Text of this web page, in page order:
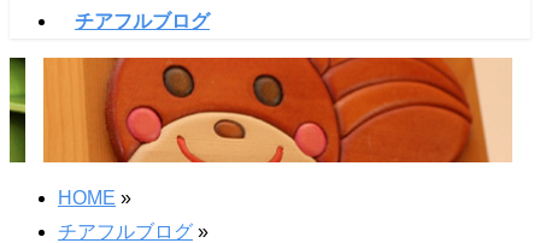
チアフルブログ
HOME »
チアフルブログ »